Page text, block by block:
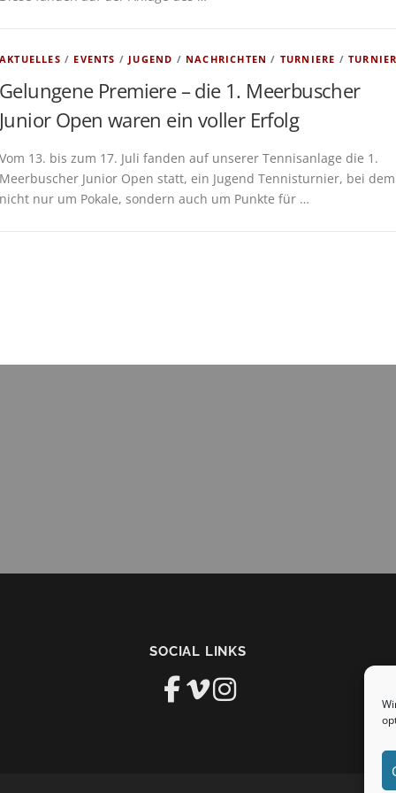
AKTUELLES / EVENTS / JUGEND / NACHRICHTEN / TURNIERE /
Gelungene Premiere – die 1. Meerbuscher
Junior Open waren ein voller Erfolg
Vom 13. bis zum 17. Juli fanden auf unserer Tennisanlage die 1.
Meerbuscher Junior Open statt, ein Jugend Tennisturnier, bei dem
nicht nur um Pokale, sondern auch um Punkte für …
SOCIAL LINKS